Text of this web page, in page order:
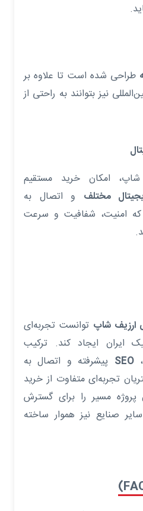
طراحی شده است تا علاوه بر
نیز بتوانند به راحتی از
امکان خرید مستقیم
مختلف و اتصال به
امنیت، شفافیت و سرعت
ارزیف شاپ توانست تجربه‌ای
ایران ایجاد کند. ترکیب
SEO پیشرفته و اتصال به
تجربه‌ای متفاوت از خرید
پروژه مسیر را برای گسترش
صنایع نیز هموار ساخته